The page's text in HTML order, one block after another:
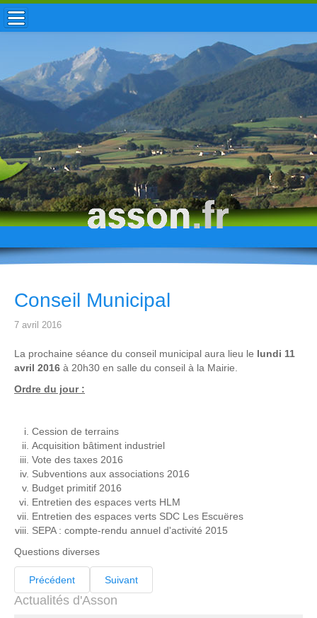
ACCUEIL / INFOS
MUNICIPALITÉ
VIE LOCALE
ENFANCE
TOURISME
HISTOIRE
Conseil Municipal
7 avril 2016
La prochaine séance du conseil municipal aura lieu le lundi 11
avril 2016 à 20h30 en salle du conseil à la Mairie.
Ordre du jour :
Cession de terrains
Acquisition bâtiment industriel
Vote des taxes 2016
Subventions aux associations 2016
Budget primitif 2016
Entretien des espaces verts HLM
Entretien des espaces verts SDC Les Escuëres
SEPA : compte-rendu annuel d'activité 2015
Questions diverses
Précédent Suivant
Actualités d'Asson